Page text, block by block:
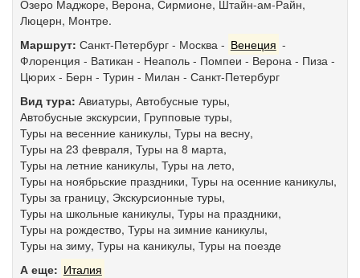
Озеро Маджоре, Верона, Сирмионе, Штайн-ам-Райн,
Люцерн, Монтре.
Маршрут: Санкт-Петербург - Москва - Венеция -
Флоренция - Ватикан - Неаполь - Помпеи - Верона - Пиза -
Цюрих - Берн - Турин - Милан - Санкт-Петербург
Вид тура: Авиатуры, Автобусные туры,
Автобусные экскурсии, Групповые туры,
Туры на весенние каникулы, Туры на весну,
Туры на 23 февраля, Туры на 8 марта,
Туры на летние каникулы, Туры на лето,
Туры на ноябрьские праздники, Туры на осенние каникулы,
Туры за границу, Экскурсионные туры,
Туры на школьные каникулы, Туры на праздники,
Туры на рождество, Туры на зимние каникулы,
Туры на зиму, Туры на каникулы, Туры на поезде
А еще: Италия